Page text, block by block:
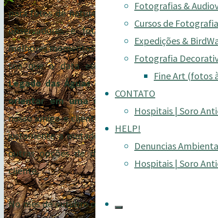
Fotografias &
Cursos de
Expedições &
Fotografia
Fine Art (fotos
CONTATO
Hospitais | Soro
HELP!
Denuncias
Hospitais | Soro
para fotos de natureza, considerada por muitos
observadores e fotógrafos de aves um dos
melhores momentos para à atividade, e não foi à
toa que a data escolhida para aExpedição
Legado das Águascom o objetivo deguiar e
orientar em uma consultoria fotográfica
nosso amigo e cliente especialThiago GNSCfoi
justamente a metade do mês de outubro entre
outras opções de datas sugeridas pelo nosso
cliente.
No mês de outubro os disputados